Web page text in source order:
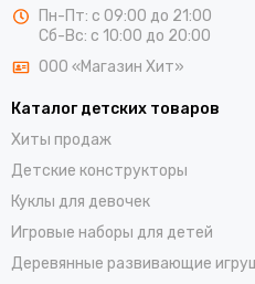
Пн-Пт: с 09:00 до 21:00
Сб-Вс: с 10:00 до 20:00
ООО «Магазин Хит»
Каталог детских товаров
Хиты продаж
Детские конструкторы
Куклы для девочек
Игровые наборы для детей
Деревянные развивающие